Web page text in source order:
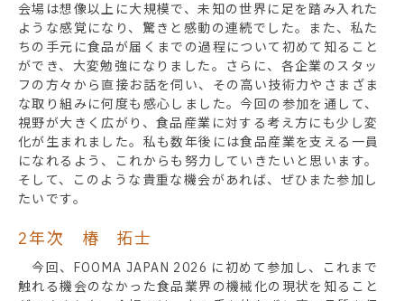
会場は想像以上に大規模で、未知の世界に足を踏み入れた
ような感覚になり、驚きと感動の連続でした。また、私た
ちの手元に食品が届くまでの過程について初めて知ること
ができ、大変勉強になりました。さらに、各企業のスタッ
フの方々から直接お話を伺い、その高い技術力やさまざま
な取り組みに何度も感心しました。今回の参加を通して、
視野が大きく広がり、食品産業に対する考え方にも少し変
化が生まれました。私も数年後には食品産業を支える一員
になれるよう、これからも努力していきたいと思います。
そして、このような貴重な機会があれば、ぜひまた参加し
たいです。
2年次 椿 拓士
今回、FOOMA JAPAN 2026 に初めて参加し、これまで
触れる機会のなかった食品業界の機械化の現状を知ること